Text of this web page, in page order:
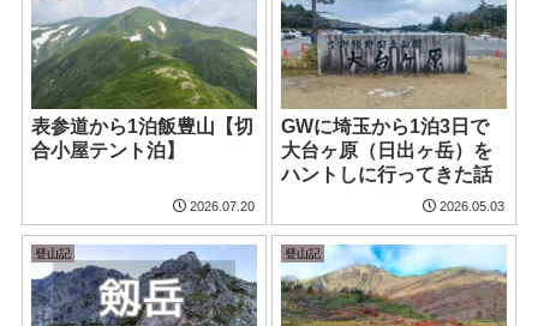
表参道から1泊飯豊山【切
合小屋テント泊】
2026.07.20
GWに埼玉から1泊3日で
大台ヶ原（日出ヶ岳）を
ハントしに行ってきた話
2026.05.03
登山記 登山記